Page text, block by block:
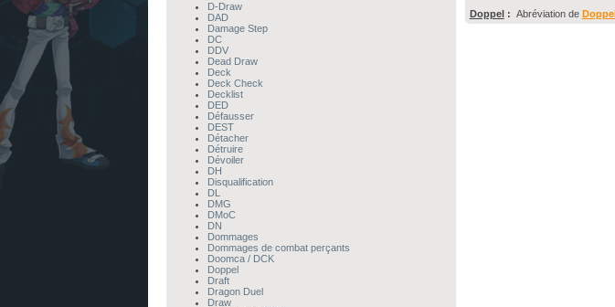
D-Draw
DAD
Damage Step
DC
DDV
Dead Draw
Deck
Deck Check
Decklist
DED
Défausser
DEST
Détacher
Détruire
Dévoiler
DH
Disqualification
DL
DMG
DMoC
DN
Dommages
Dommages de combat perçants
Doomca / DCK
Doppel
Draft
Dragon Duel
Draw
Doppel : Abréviation de Doppel